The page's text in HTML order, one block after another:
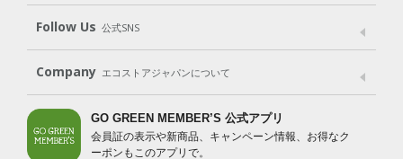
Shop List
Follow Us 公式SNS
LINE＠ Instagram Facebook
Company エコストアジャパンについて
会社案内 ご利用規約
プライバシーポリシー
特定商取引法に基づく表示
免責事項
GO GREEN MEMBER’S 公式アプリ
会員証の表示や新商品、キャンペーン情報、お得なク
ーポンもこのアプリで。